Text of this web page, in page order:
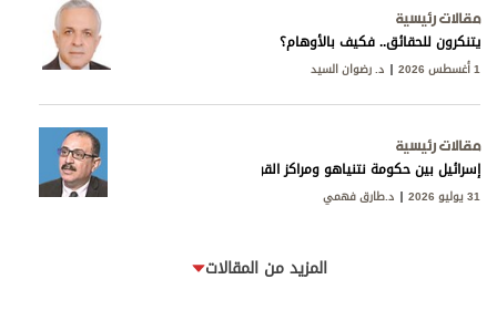
مقالات رئيسية
يتنكرون للحقائق.. فكيف بالأوهام؟
1 أغسطس 2026 د. رضوان السيد
مقالات رئيسية
إسرائيل بين حكومة نتنياهو ومراكز القوى
31 يوليو 2026 د.طارق فهمي
المزيد من المقالات